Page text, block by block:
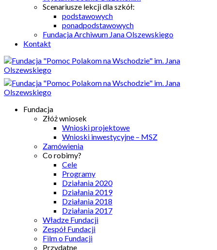
Scenariusze lekcji dla szkół:
podstawowych
ponadpodstawowych
Fundacja Archiwum Jana Olszewskiego
Kontakt
Fundacja
Złóż wniosek
Wnioski projektowe
Wnioski inwestycyjne – MSZ
Zamówienia
Co robimy?
Cele
Programy
Działania 2020
Działania 2019
Działania 2018
Działania 2017
Władze Fundacji
Zespół Fundacji
Film o Fundacji
Przydatne